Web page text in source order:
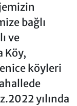
bağlı
ve
Köy,
köyleri
yılında